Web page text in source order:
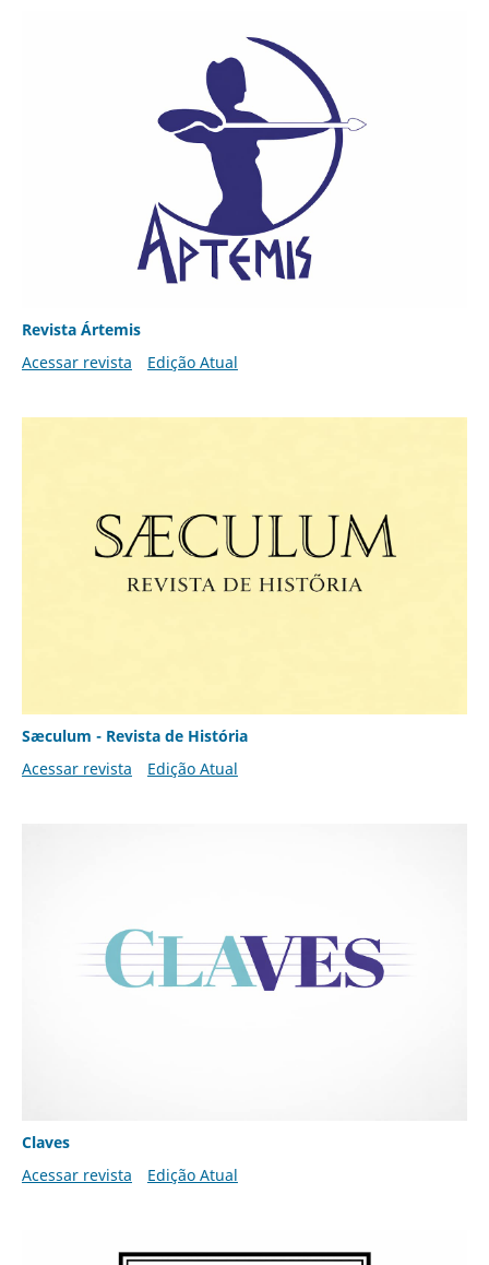
Revista Ártemis
Acessar revista
Edição Atual
Sæculum - Revista de História
Acessar revista
Edição Atual
Claves
Acessar revista
Edição Atual